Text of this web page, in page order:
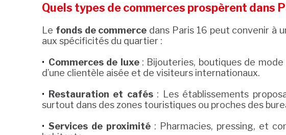
Quels types de commerces prospèrent dans
Le fonds de commerce dans Paris 16 peut convenir à
aux spécificités du quartier :
Commerces de luxe: Bijouteries, boutiques de
d’une clientèle aisée et de visiteurs internationaux.
Restauration et cafés: Les établissements
surtout dans des zones touristiques ou proches des
Services de proximité : Pharmacies, pressing, et